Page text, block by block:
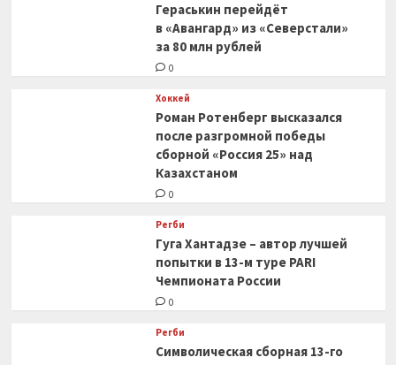
Гераськин перейдёт
в «Авангард» из «Северстали»
за 80 млн рублей
0
Хоккей
Роман Ротенберг высказался
после разгромной победы
сборной «Россия 25» над
Казахстаном
0
Регби
Гуга Хантадзе – автор лучшей
попытки в 13-м туре PARI
Чемпионата России
0
Регби
Символическая сборная 13-го